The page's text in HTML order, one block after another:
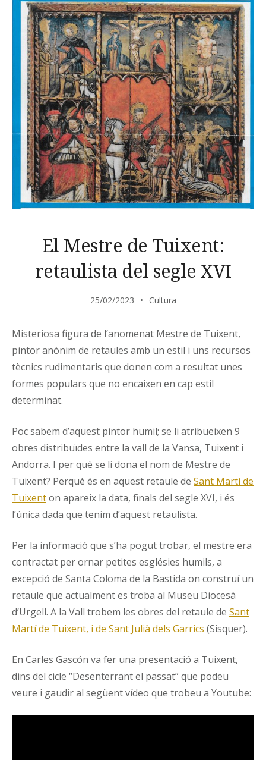
El Mestre de Tuixent:
retaulista del segle XVI
25/02/2023 Cultura
Misteriosa figura de l’anomenat Mestre de Tuixent,
pintor anònim de retaules amb un estil i uns recursos
tècnics rudimentaris que donen com a resultat unes
formes populars que no encaixen en cap estil
determinat.
Poc sabem d’aquest pintor humil; se li atribueixen 9
obres distribuïdes entre la vall de la Vansa, Tuixent i
Andorra. I per què se li dona el nom de Mestre de
Tuixent? Perquè és en aquest retaule de Sant Martí de
Tuixenton apareix la data, finals del segle XVI, i és
l’única dada que tenim d’aquest retaulista.
Per la informació que s’ha pogut trobar, el mestre era
contractat per ornar petites esglésies humils, a
excepció de Santa Coloma de la Bastida on construí un
retaule que actualment es troba al Museu Diocesà
d’Urgell. A la Vall trobem les obres del retaule de Sant
Martí de Tuixent, i de Sant Julià dels Garrics (Sisquer).
En Carles Gascón va fer una presentació a Tuixent,
dins del cicle “Desenterrant el passat” que podeu
veure i gaudir al següent vídeo que trobeu a Youtube: